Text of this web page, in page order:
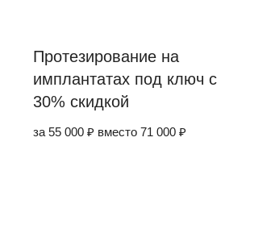
Протезирование на
имплантатах под ключ с
30% скидкой
за 55 000 ₽ вместо 71 000 ₽